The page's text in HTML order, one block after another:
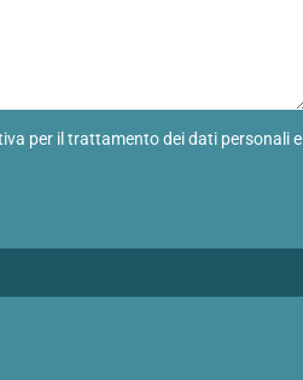
per il trattamento dei dati personali e